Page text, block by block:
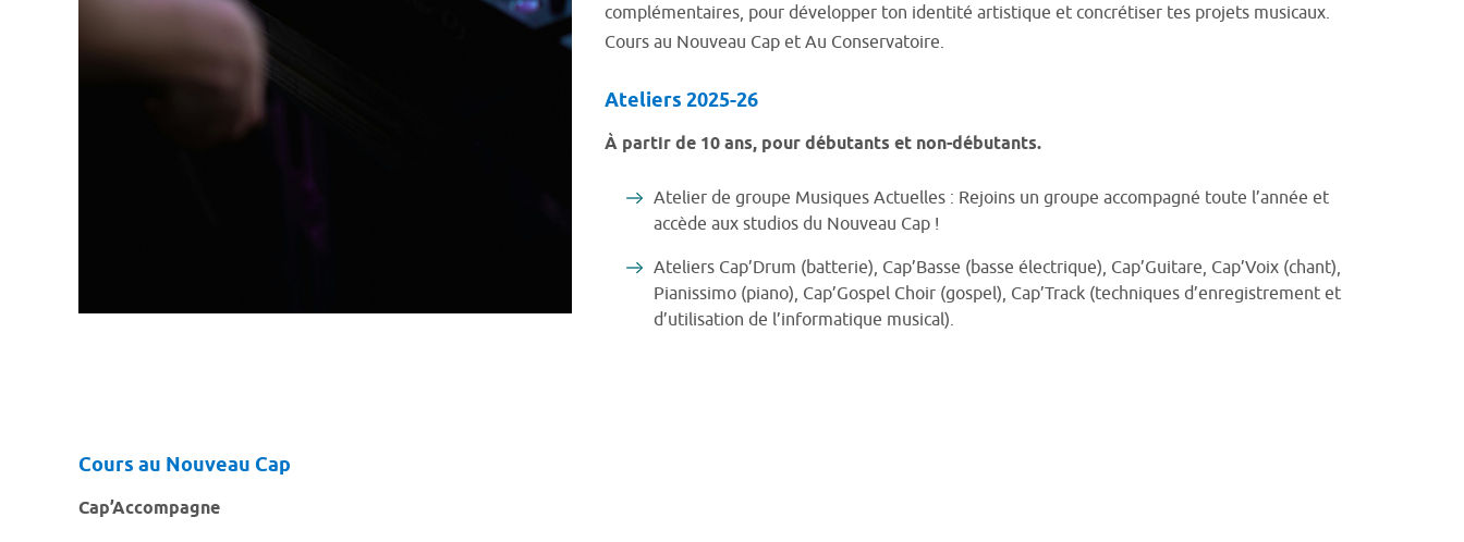
complémentaires, pour développer ton identité artistique et concrétiser tes projets musicaux.
Cours au Nouveau Cap et Au Conservatoire.
Ateliers 2025-26
À partir de 10 ans, pour débutants et non-débutants.
Atelier de groupe Musiques Actuelles : Rejoins un groupe accompagné toute l’année et
accède aux studios du Nouveau Cap !
Ateliers Cap’Drum (batterie), Cap’Basse (basse électrique), Cap’Guitare, Cap’Voix (chant),
Pianissimo (piano), Cap’Gospel Choir (gospel), Cap’Track (techniques d’enregistrement et
d’utilisation de l’informatique musical).
Cours au Nouveau Cap
Cap’Accompagne